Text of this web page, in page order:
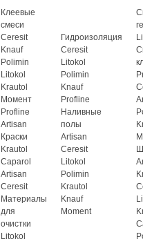
Клеевые
смеси
Ceresit
Knauf
Polimin
Litokol
Krautol
Момент
Profline
Artisan
Краски
Krautol
Caparol
Artisan
Ceresit
Материалы
для
очистки
Litokol
Гидроизоляция
Ceresit
Litokol
Polimin
Knauf
Profline
Наливные
полы
Artisan
Ceresit
Litokol
Polimin
Krautol
Knauf
Moment